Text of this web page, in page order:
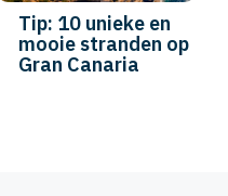
Tip: 10 unieke en
mooie stranden op
Gran Canaria